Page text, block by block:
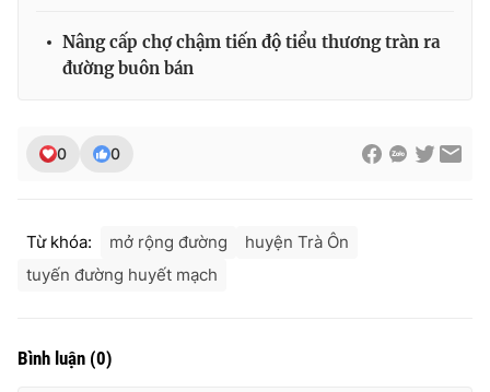
thông tin từ website này.
Nâng cấp chợ chậm tiến độ tiểu thương tràn ra
đường buôn bán
0 0
Từ khóa: mở rộng đường
huyện Trà Ôn
tuyến đường huyết mạch
Bình luận (0)